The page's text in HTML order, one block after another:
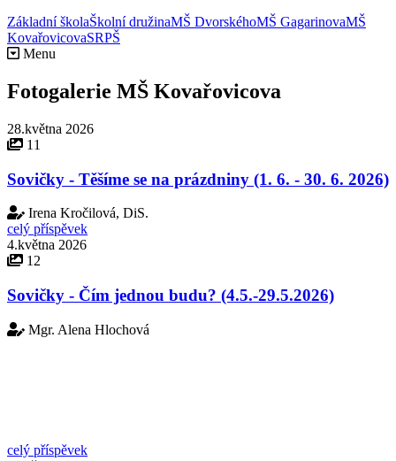
Základní školaŠkolní družinaMŠ DvorskéhoMŠ GagarinovaMŠ
KovařovicovaSRPŠ
Menu
Fotogalerie MŠ Kovařovicova
28.května 2026
11
Sovičky - Těšíme se na prázdniny (1. 6. - 30. 6. 2026)
Irena Kročilová, DiS.
celý příspěvek
4.května 2026
12
Sovičky - Čím jednou budu? (4.5.-29.5.2026)
Mgr. Alena Hlochová
celý příspěvek